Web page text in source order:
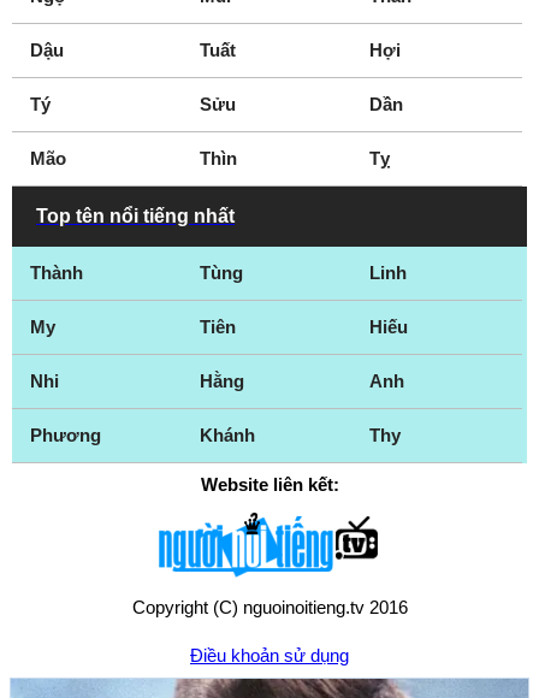
Dậu Tuất Hợi
Tý Sửu Dần
Mão Thìn Tỵ
Top tên nổi tiếng nhất
Thành Tùng Linh
My Tiên Hiếu
Nhi Hằng Anh
Phương Khánh Thy
Website liên kết:
Copyright (C) nguoinoitieng.tv 2016
Điều khoản sử dụng